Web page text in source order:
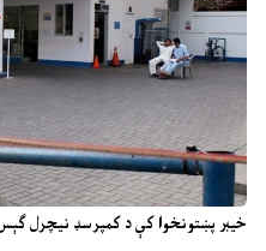
خیبر پښتونخوا کې د کمپرسډ نیچرل